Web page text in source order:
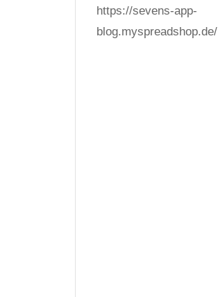
https://sevens-app-
blog.myspreadshop.de/